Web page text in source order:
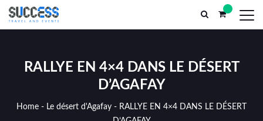
Parc El Yasmine, n°13, Marrakech Médina (AR) Maroc
RALLYE EN 4×4 DANS LE DÉSERT
D’AGAFAY
Home - Le désert d'Agafay - RALLYE EN 4×4 DANS LE DÉSERT